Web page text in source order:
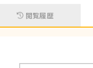
閲覧履歴